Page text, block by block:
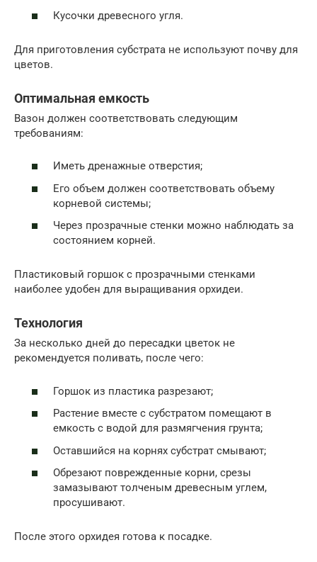
Кусочки древесного угля.
Для приготовления субстрата не используют почву для
цветов.
Оптимальная емкость
Вазон должен соответствовать следующим
требованиям:
Иметь дренажные отверстия;
Его объем должен соответствовать объему
корневой системы;
Через прозрачные стенки можно наблюдать за
состоянием корней.
Пластиковый горшок с прозрачными стенками
наиболее удобен для выращивания орхидеи.
Технология
За несколько дней до пересадки цветок не
рекомендуется поливать, после чего:
Горшок из пластика разрезают;
Растение вместе с субстратом помещают в
емкость с водой для размягчения грунта;
Оставшийся на корнях субстрат смывают;
Обрезают поврежденные корни, срезы
замазывают толченым древесным углем,
просушивают.
После этого орхидея готова к посадке.